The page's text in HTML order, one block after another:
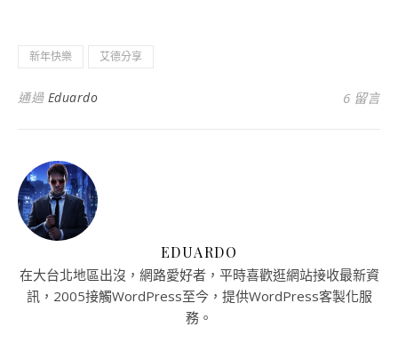
新年快樂 艾德分享
通過 Eduardo 6 留言
EDUARDO
在大台北地區出沒，網路愛好者，平時喜歡逛網站接收最新資
訊，2005接觸WordPress至今，提供WordPress客製化服
務。